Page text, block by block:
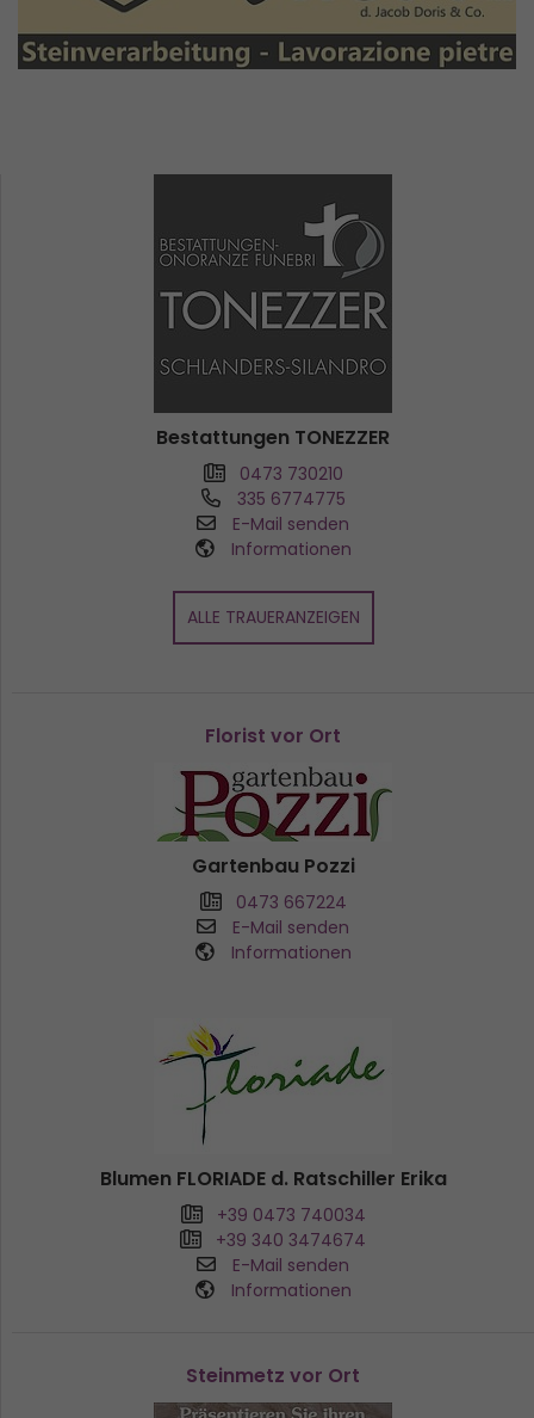
Bestattungen TONEZZER
0473 730210
335 6774775
E-Mail senden
Informationen
ALLE TRAUERANZEIGEN
Florist vor Ort
Gartenbau Pozzi
0473 667224
E-Mail senden
Informationen
Blumen FLORIADE d. Ratschiller Erika
+39 0473 740034
+39 340 3474674
E-Mail senden
Informationen
Steinmetz vor Ort